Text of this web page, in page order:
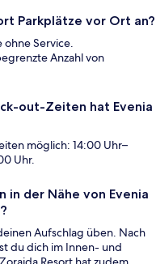
Parkplätze vor Ort an?
ohne Service.
Anzahl von
out-Zeiten hat Evenia
möglich: 14:00 Uhr–
Uhr.
der Nähe von Evenia
Aufschlag üben. Nach
du dich im Innen- und